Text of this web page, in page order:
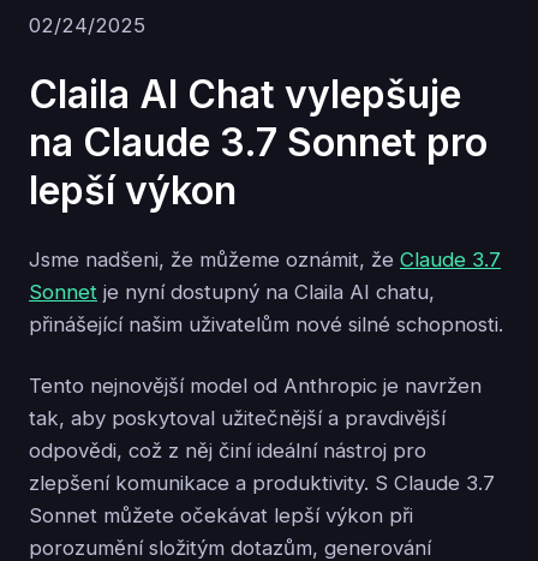
02/24/2025
Claila AI Chat vylepšuje
na Claude 3.7 Sonnet pro
lepší výkon
Jsme nadšeni, že můžeme oznámit, že Claude 3.7
Sonnet je nyní dostupný na Claila AI chatu,
přinášející našim uživatelům nové silné schopnosti.
Tento nejnovější model od Anthropic je navržen
tak, aby poskytoval užitečnější a pravdivější
odpovědi, což z něj činí ideální nástroj pro
zlepšení komunikace a produktivity. S Claude 3.7
Sonnet můžete očekávat lepší výkon při
porozumění složitým dotazům, generování